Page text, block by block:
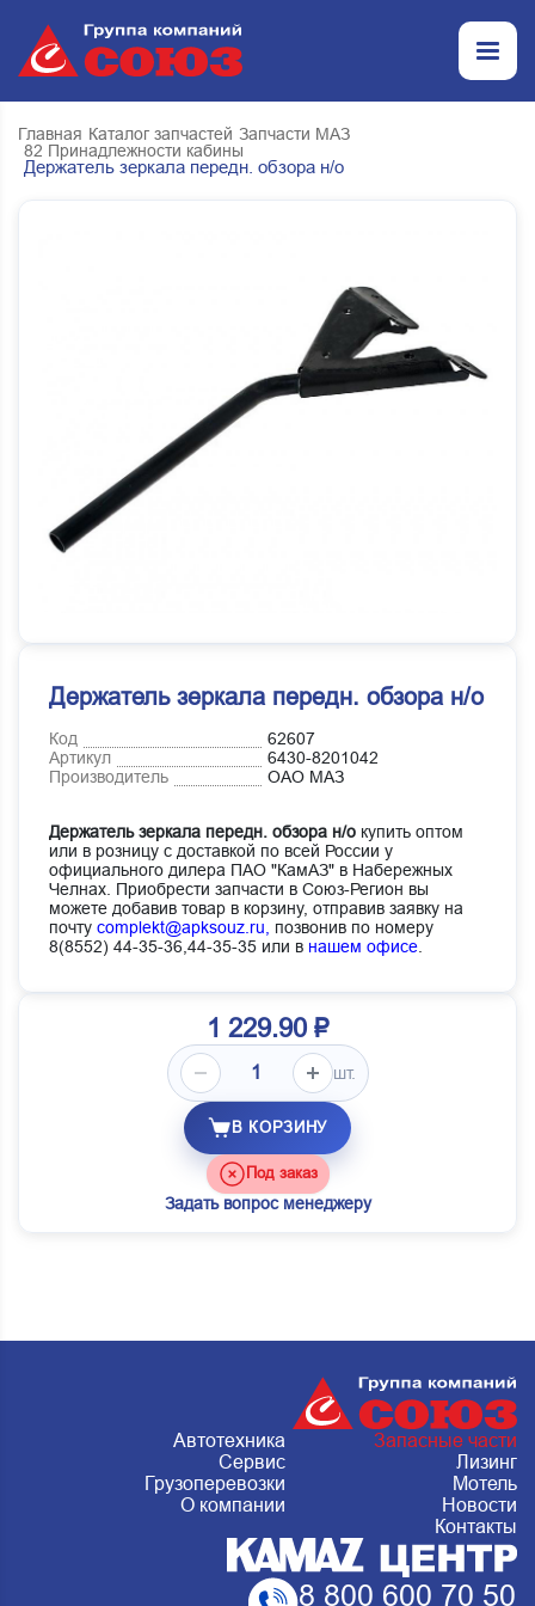
Главная Каталог запчастей Запчасти МАЗ
82 Принадлежности кабины
Держатель зеркала передн. обзора н/о
Держатель зеркала передн. обзора н/о
Код
62607
Артикул
6430-8201042
Производитель
ОАО МАЗ
Держатель зеркала передн. обзора н/о купить оптом
или в розницу с доставкой по всей России у
официального дилера ПАО "КамАЗ" в Набережных
Челнах. Приобрести запчасти в Союз-Регион вы
можете добавив товар в корзину, отправив заявку на
почту complekt@apksouz.ru,
позвонив по номеру
8(8552) 44-35-36,44-35-35 или в нашем офисе
1 229.90 ₽
шт.
В КОРЗИНУ
Под заказ
Задать вопрос менеджеру
Автотехника
Запасные части
Сервис
Лизинг
Грузоперевозки
Мотель
О компании
Новости
Контакты
8 800 600 70 50